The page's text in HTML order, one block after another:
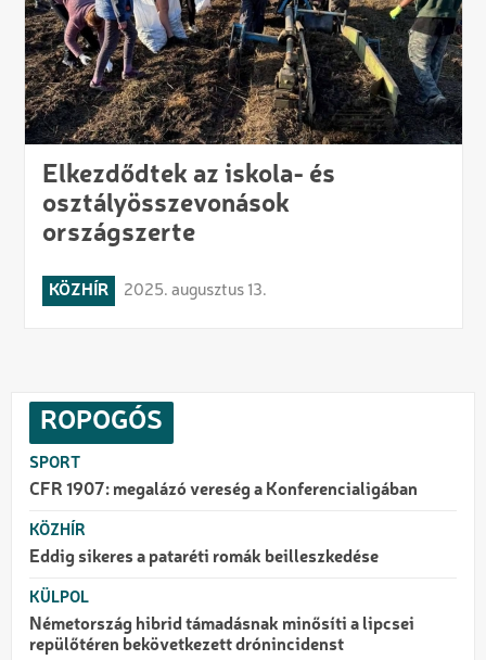
Elkezdődtek az iskola- és
osztályösszevonások
országszerte
KÖZHÍR 2025. augusztus 13.
ROPOGÓS
SPORT
CFR 1907: megalázó vereség a Konferencialigában
KÖZHÍR
Eddig sikeres a pataréti romák beilleszkedése
KÜLPOL
Németország hibrid támadásnak minősíti a lipcsei
repülőtéren bekövetkezett drónincidenst